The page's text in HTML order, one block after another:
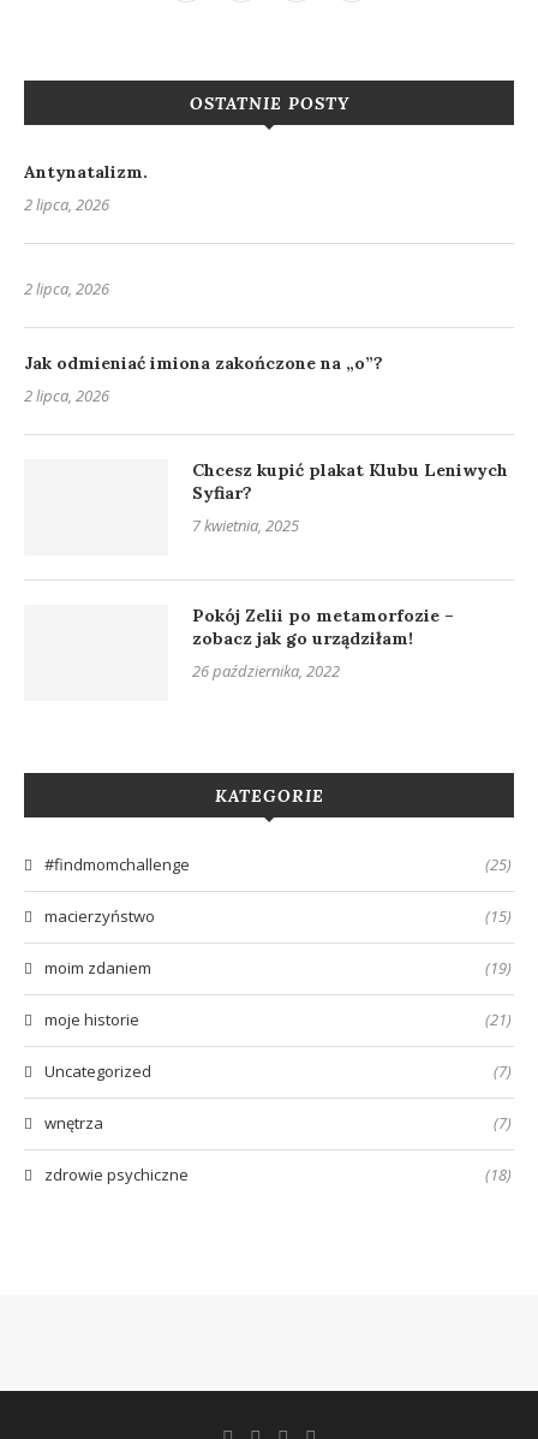
OSTATNIE POSTY
Antynatalizm.
2 lipca, 2026
2 lipca, 2026
Jak odmieniać imiona zakończone na „o”?
2 lipca, 2026
Chcesz kupić plakat Klubu Leniwych
Syfiar?
7 kwietnia, 2025
Pokój Zelii po metamorfozie –
zobacz jak go urządziłam!
26 października, 2022
KATEGORIE
#findmomchallenge (25)
macierzyństwo (15)
moim zdaniem (19)
moje historie (21)
Uncategorized (7)
wnętrza (7)
zdrowie psychiczne (18)